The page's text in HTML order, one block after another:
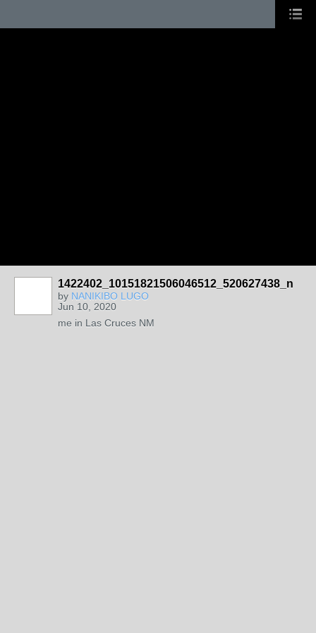
1422402_10151821506046512_520627438_n
by NANIKIBO LUGO
Jun 10, 2020
me in Las Cruces NM